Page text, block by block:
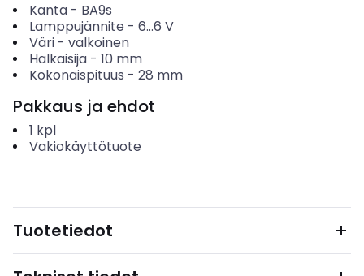
Kanta- BA9s
Lamppujännite - 6...6 V
Väri- valkoinen
Halkaisija- 10 mm
Kokonaispituus - 28 mm
Pakkaus ja ehdot
1 kpl
Vakiokäyttötuote
Tuotetiedot